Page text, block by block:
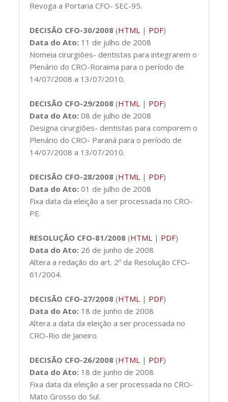
Revoga a Portaria CFO- SEC-95.
DECISÃO CFO-30/2008 (HTML | PDF)
Data do Ato: 11 de julho de 2008
Nomeia cirurgiões- dentistas para integrarem o
Plenário do CRO-Roraima para o período de
14/07/2008 a 13/07/2010.
DECISÃO CFO-29/2008 (HTML | PDF)
Data do Ato: 08 de julho de 2008
Designa cirurgiões- dentistas para comporem o
Plenário do CRO- Paraná para o período de
14/07/2008 a 13/07/2010.
DECISÃO CFO-28/2008 (HTML | PDF)
Data do Ato: 01 de julho de 2008
Fixa data da eleição a ser processada no CRO-
PE.
RESOLUÇÃO CFO-81/2008 (HTML | PDF)
Data do Ato: 26 de junho de 2008
Altera a redação do art. 2º da Resolução CFO-
61/2004.
DECISÃO CFO-27/2008 (HTML | PDF)
Data do Ato: 18 de junho de 2008
Altera a data da eleição a ser processada no
CRO-Rio de Janeiro.
DECISÃO CFO-26/2008 (HTML | PDF)
Data do Ato: 18 de junho de 2008
Fixa data da eleição a ser processada no CRO-
Mato Grosso do Sul.